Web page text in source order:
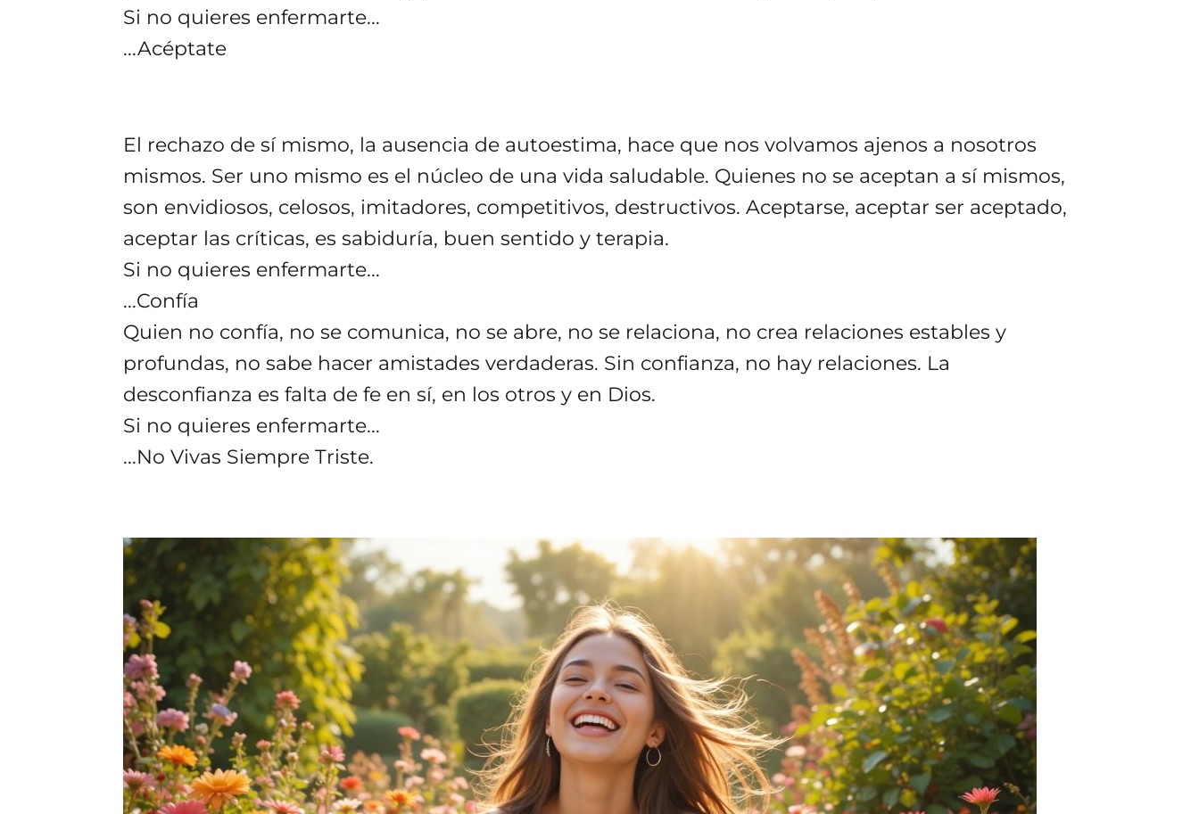
Si no quieres enfermarte...
...Acéptate
El rechazo de sí mismo, la ausencia de autoestima, hace que nos volvamos ajenos a nosotros
mismos. Ser uno mismo es el núcleo de una vida saludable. Quienes no se aceptan a sí mismos,
son envidiosos, celosos, imitadores, competitivos, destructivos. Aceptarse, aceptar ser aceptado,
aceptar las críticas, es sabiduría, buen sentido y terapia.
Si no quieres enfermarte...
...Confía
Quien no confía, no se comunica, no se abre, no se relaciona, no crea relaciones estables y
profundas, no sabe hacer amistades verdaderas. Sin confianza, no hay relaciones. La
desconfianza es falta de fe en sí, en los otros y en Dios.
Si no quieres enfermarte...
...No Vivas Siempre Triste.